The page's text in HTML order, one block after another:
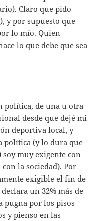
Claro que pido
y por supuesto que
lo mío. Quien
lo que debe que sea
política, de una u otra
desde que dejé mi
deportiva local, y
política (y lo dura que
muy exigente con
la sociedad). Por
exigible el fin de
un 32% más de
pugna por los pisos
y pienso en las